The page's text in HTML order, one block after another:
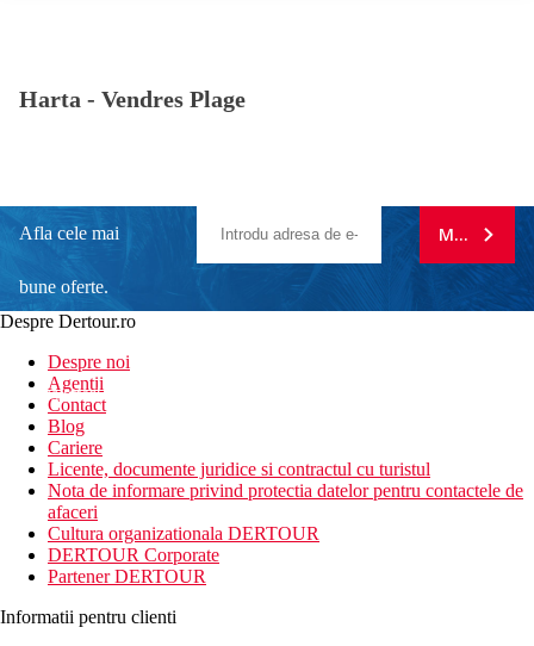
Harta - Vendres Plage
Afla cele mai
bune oferte.
newsletter!
MA
Despre Dertour.ro
Despre noi
Agentii
Contact
Blog
Cariere
Licente, documente juridice si contractul cu turistul
Nota de informare privind protectia datelor pentru contactele de
afaceri
Cultura organizationala DERTOUR
DERTOUR Corporate
Partener DERTOUR
Informatii pentru clienti